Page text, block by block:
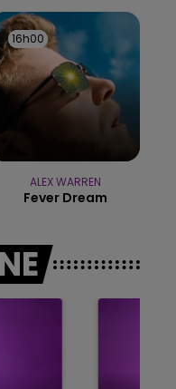
LE
16h00
16h00
ALEX WARREN
Fever Dream